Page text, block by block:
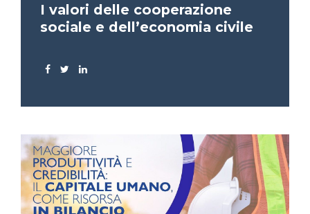
I valori delle cooperazione
sociale e dell’economia civile